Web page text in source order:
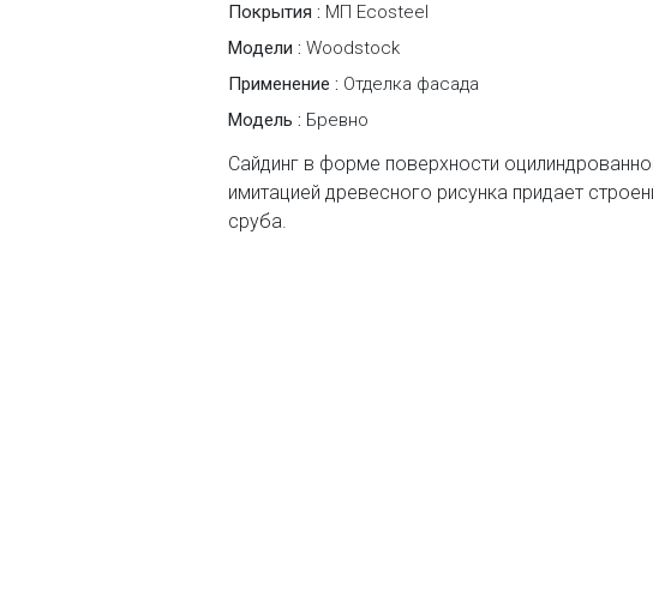
Покрытия : МП Ecosteel
Модели : Woodstock
Применение : Отделка фасада
Модель : Бревно
Сайдинг в форме поверхности
имитацией древесного рисунка придает
сруба.